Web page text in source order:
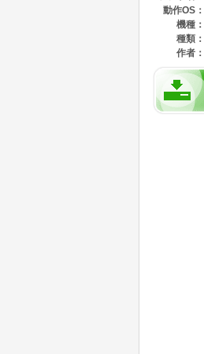
※ ぽてり
動作OS：
機種：
種類：
作者：